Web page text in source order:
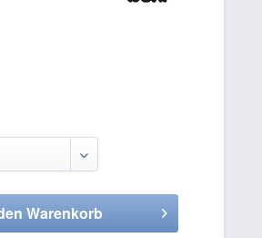
Warenkorb